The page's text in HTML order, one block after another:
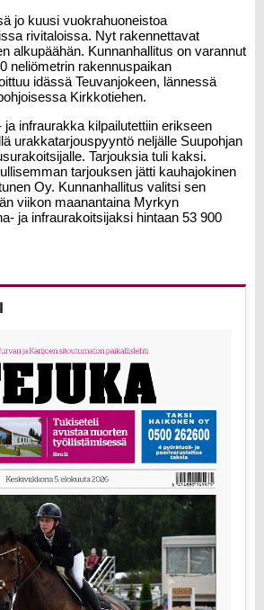
jo kuusi vuokrahuoneistoa
rivitaloissa. Nyt rakennettavat
alkupäähän. Kunnanhallitus on varannut
neliömetrin rakennuspaikan
idässä Teuvanjokeen, lännessä
Kirkkotiehen.
ja infraurakka kilpailutettiin erikseen
urakkatarjouspyyntö neljälle Suupohjan
Tarjouksia tuli kaksi.
tarjouksen jätti kauhajokinen
Oy. Kunnanhallitus valitsi sen
viikon maanantaina Myrkyn
ja infraurakoitsijaksi hintaan 53 900